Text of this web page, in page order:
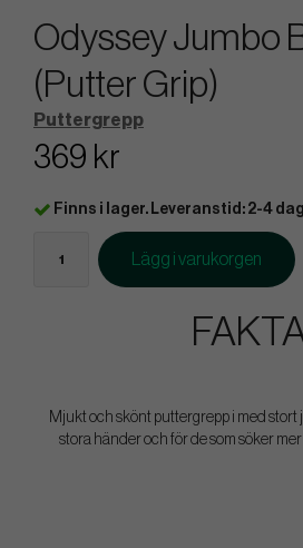
Odyssey Jumbo
(Putter Grip)
Puttergrepp
369 kr
Finns i lager. Leveranstid: 2-4
Lägg i varukorgen
Mjukt och skönt puttergrepp i med stort
stora händer och för de som söker